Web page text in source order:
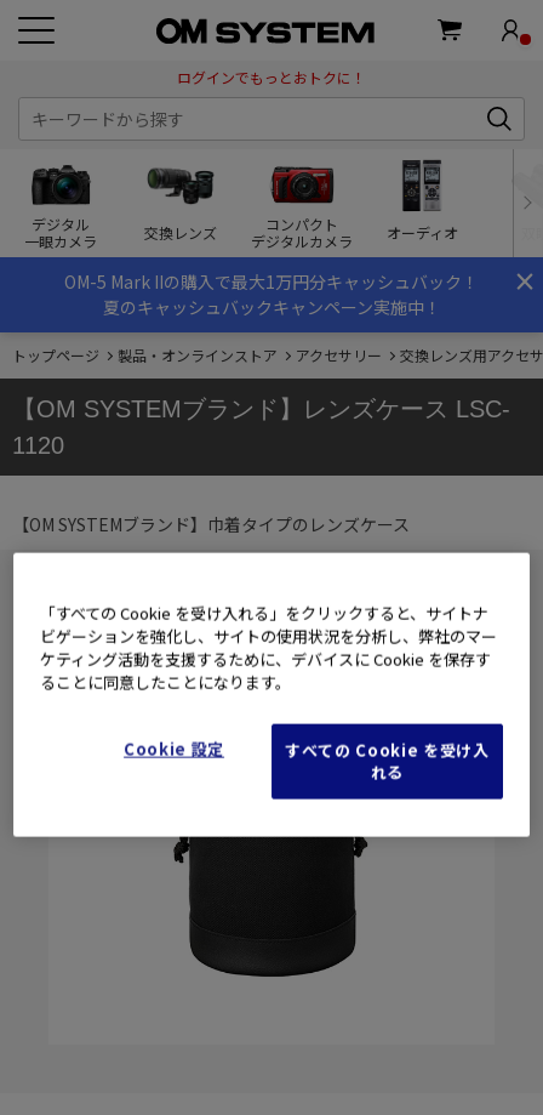
ログインでもっとおトクに！
デジタル
一眼カメラ
交換レンズ
コンパクト
デジタルカメラ
オーディオ
×
OM-5 Mark IIの購入で最大1万円分キャッシュバック！
夏のキャッシュバックキャンペーン実施中！
トップページ 製品・オンラインストア アクセサリー 交換レンズ用アクセ
【OM SYSTEMブランド】レンズケース LSC-
1120
【OM SYSTEMブランド】巾着タイプのレンズケース
「すべての Cookie を受け入れる」をクリックすると、サイトナ
ビゲーションを強化し、サイトの使用状況を分析し、弊社のマー
ケティング活動を支援するために、デバイスに Cookie を保存す
ることに同意したことになります。
Cookie 設定
すべての Cookie を受け入
れる